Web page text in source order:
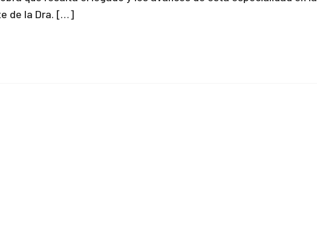
de la Dra. […]